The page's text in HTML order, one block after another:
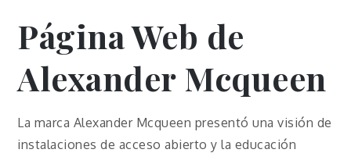
Página Web de
Alexander Mcqueen
La marca Alexander Mcqueen presentó una visión de
instalaciones de acceso abierto y la educación